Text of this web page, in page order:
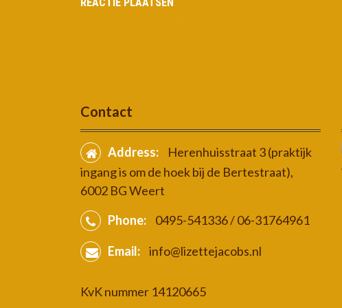
Contact
Address:
Herenhuisstraat 3 (praktijk
ingang is om de hoek bij de Bertestraat),
6002 BG Weert
Phone:
0495-541336 / 06-31764961
Email: info@lizettejacobs.nl
KvK nummer 14120665